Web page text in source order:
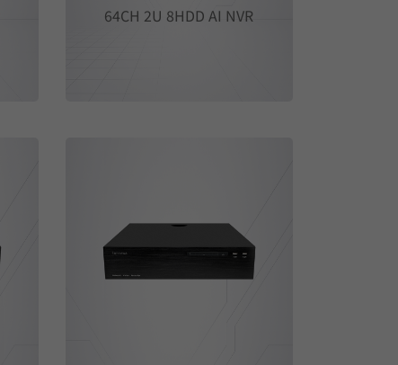
64CH 2U 8HDD AI NVR